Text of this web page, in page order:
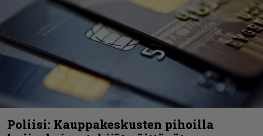
Poliisi: Kauppakeskusten pihoilla